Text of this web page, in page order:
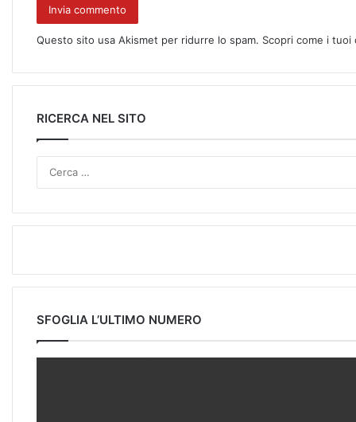
Questo sito usa Akismet per ridurre lo spam. Scopri come i
RICERCA NEL SITO
SFOGLIA L’ULTIMO NUMERO